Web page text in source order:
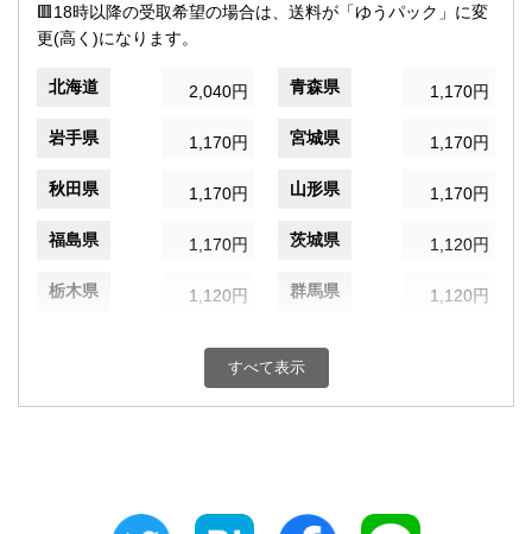
🟥18時以降の受取希望の場合は、送料が「ゆうパック」に変
更(高く)になります。
北海道 2,040円 青森県 1,170円
岩手県 1,170円 宮城県 1,170円
秋田県 1,170円 山形県 1,170円
福島県 1,170円 茨城県 1,120円
栃木県 1,120円 群馬県 1,120円
1,120円
神奈川県
すべて表示